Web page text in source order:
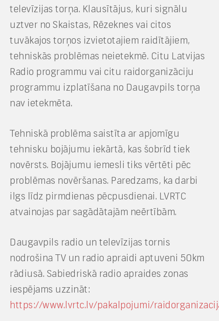
televīzijas torņa. Klausītājus, kuri signālu
uztver no Skaistas, Rēzeknes vai citos
tuvākajos torņos izvietotajiem raidītājiem,
tehniskās problēmas neietekmē. Citu Latvijas
Radio programmu vai citu raidorganizāciju
programmu izplatīšana no Daugavpils torņa
nav ietekmēta.
Tehniskā problēma saistīta ar apjomīgu
tehnisku bojājumu iekārtā, kas šobrīd tiek
novērsts. Bojājumu iemesli tiks vērtēti pēc
problēmas novēršanas. Paredzams, ka darbi
ilgs līdz pirmdienas pēcpusdienai. LVRTC
atvainojas par sagādātajām neērtībām.
Daugavpils radio un televīzijas tornis
nodrošina TV un radio apraidi aptuveni 50km
rādiusā. Sabiedriskā radio apraides zonas
iespējams uzzināt:
https://www.lvrtc.lv/pakalpojumi/